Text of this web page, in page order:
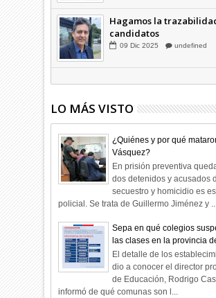
Hagamos la trazabilidad
candidatos
LO MÁS VISTO
¿Quiénes y por qué
Vásquez?
En prisión preventiva
dos detenidos y acusados
secuestro y homicidio es
policial. Se trata de Guillermo Jiménez y
Sepa en qué colegios
las clases en la provincia
El detalle de los
dio a conocer el director
de Educación, Rodrigo
informó de qué comunas son l...